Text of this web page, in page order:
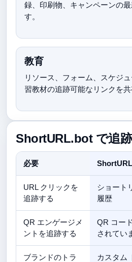
録、印刷物、キャンペーンの
す。
教育
リソース、フォーム、スケジ
習教材の追跡可能なリンクを共
ShortURL.bot で追
必要
URL クリックを
追跡する
ショート
履歴
QR エンゲージメ
ントを追跡する
QR コー
されてい
ブランドのトラ
カスタム